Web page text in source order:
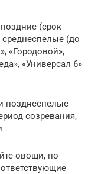
(срок
среднеспелые (до
«Городовой»,
«Универсал 6»
позднеспелые
созревания,
овощи, по